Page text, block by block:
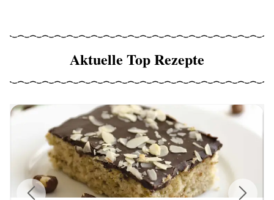
Aktuelle Top Rezepte